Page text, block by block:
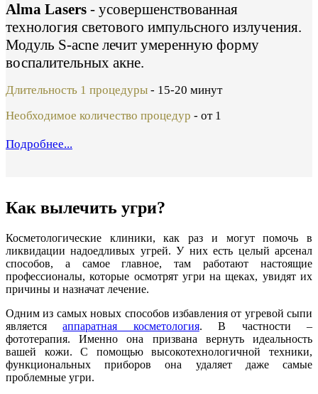
Alma Lasers - усовершенствованная
технология светового импульсного излучения.
Модуль S-acne лечит умеренную форму
воспалительных акне.
Длительность 1 процедуры - 15-20 минут
Необходимое количество процедур - от 1
Подробнее...
Как вылечить угри?
Косметологические клиники, как раз и могут помочь в
ликвидации надоедливых угрей. У них есть целый арсенал
способов, а самое главное, там работают настоящие
профессионалы, которые осмотрят угри на щеках, увидят их
причины и назначат лечение.
Одним из самых новых способов избавления от угревой сыпи
являетсяаппаратная косметология. В частности –
фототерапия. Именно она призвана вернуть идеальность
вашей кожи. С помощью высокотехнологичной техники,
функциональных приборов она удаляет даже самые
проблемные угри.